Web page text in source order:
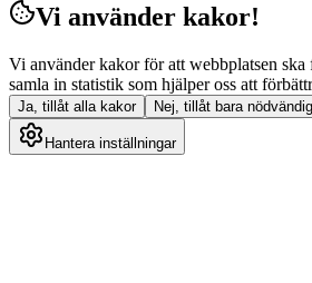
Vi använder kakor!
Vi använder kakor för att webbplatsen ska
samla in statistik som hjälper oss att
Ja, tillåt alla kakor Nej, tillåt bara
Hantera inställningar